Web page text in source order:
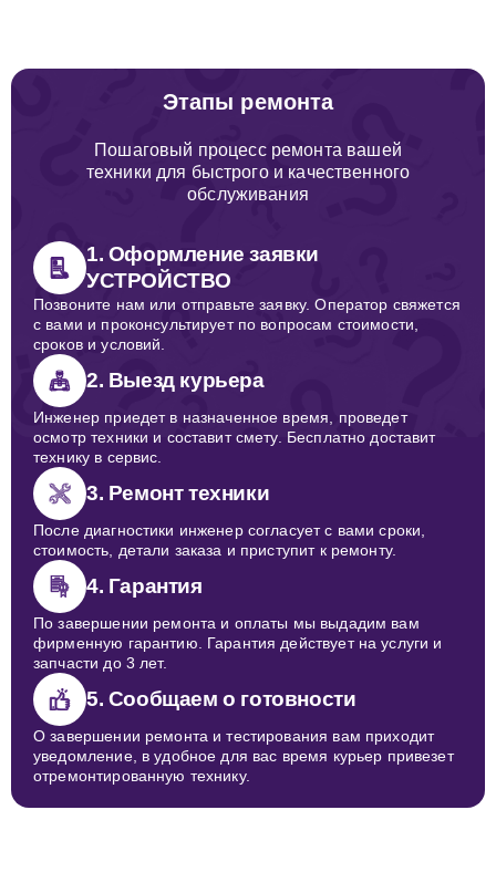
Этапы ремонта
Пошаговый процесс ремонта вашей
техники для быстрого и качественного
обслуживания
1. Оформление заявки
УСТРОЙСТВО
Позвоните нам или отправьте заявку. Оператор свяжется
с вами и проконсультирует по вопросам стоимости,
сроков и условий.
2. Выезд курьера
Инженер приедет в назначенное время, проведет
осмотр техники и составит смету. Бесплатно доставит
технику в сервис.
3. Ремонт техники
После диагностики инженер согласует с вами сроки,
стоимость, детали заказа и приступит к ремонту.
4. Гарантия
По завершении ремонта и оплаты мы выдадим вам
фирменную гарантию. Гарантия действует на услуги и
запчасти до 3 лет.
5. Сообщаем о готовности
О завершении ремонта и тестирования вам приходит
уведомление, в удобное для вас время курьер привезет
отремонтированную технику.